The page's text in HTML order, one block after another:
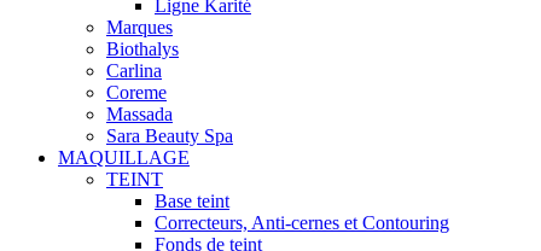
Ligne Karité
Marques
Biothalys
Carlina
Coreme
Massada
Sara Beauty Spa
MAQUILLAGE
TEINT
Base teint
Correcteurs, Anti-cernes et Contouring
Fonds de teint